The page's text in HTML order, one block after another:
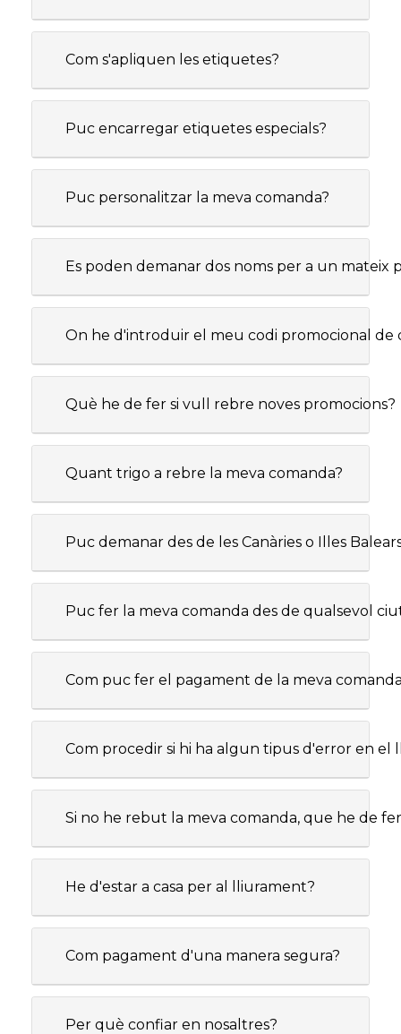
Com s'apliquen les etiquetes?
Puc encarregar etiquetes especials?
Puc personalitzar la meva comanda?
Es poden demanar dos noms per a un mateix
On he d'introduir el meu codi promocional de
Què he de fer si vull rebre noves promocions?
Quant trigo a rebre la meva comanda?
Puc demanar des de les Canàries o Illes
Puc fer la meva comanda des de qualsevol
Com puc fer el pagament de la meva
Com procedir si hi ha algun tipus d'error en el
Si no he rebut la meva comanda, que he de
He d'estar a casa per al lliurament?
Com pagament d'una manera segura?
Per què confiar en nosaltres?